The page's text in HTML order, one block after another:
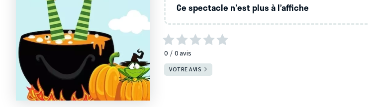
Ce spectacle n'est plus à l’affiche
0 0avis
VOTRE AVIS